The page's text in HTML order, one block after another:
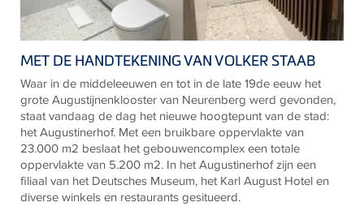
MET DE HANDTEKENING VAN VOLKER STAAB
Waar in de middeleeuwen en tot in de late 19de eeuw het
grote Augustijnenklooster van Neurenberg werd gevonden,
staat vandaag de dag het nieuwe hoogtepunt van de stad:
het Augustinerhof. Met een bruikbare oppervlakte van
23.000 m2 beslaat het gebouwencomplex een totale
oppervlakte van 5.200 m2. In het Augustinerhof zijn een
filiaal van het Deutsches Museum, het Karl August Hotel en
diverse winkels en restaurants gesitueerd.